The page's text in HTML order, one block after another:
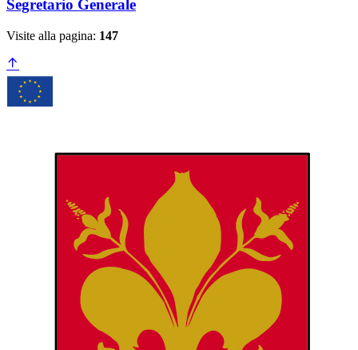
Segretario Generale
Visite alla pagina: 147